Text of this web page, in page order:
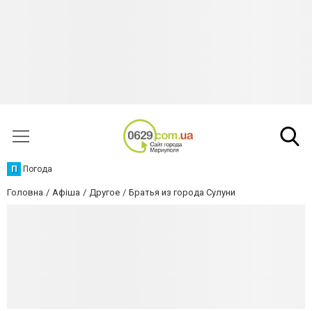
П Погода
Головна Афіша Другое Братья из города Сулуни